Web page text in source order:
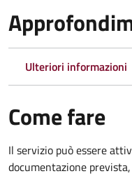
Ulteriori informazioni
Come fare
Il servizio può essere
documentazione